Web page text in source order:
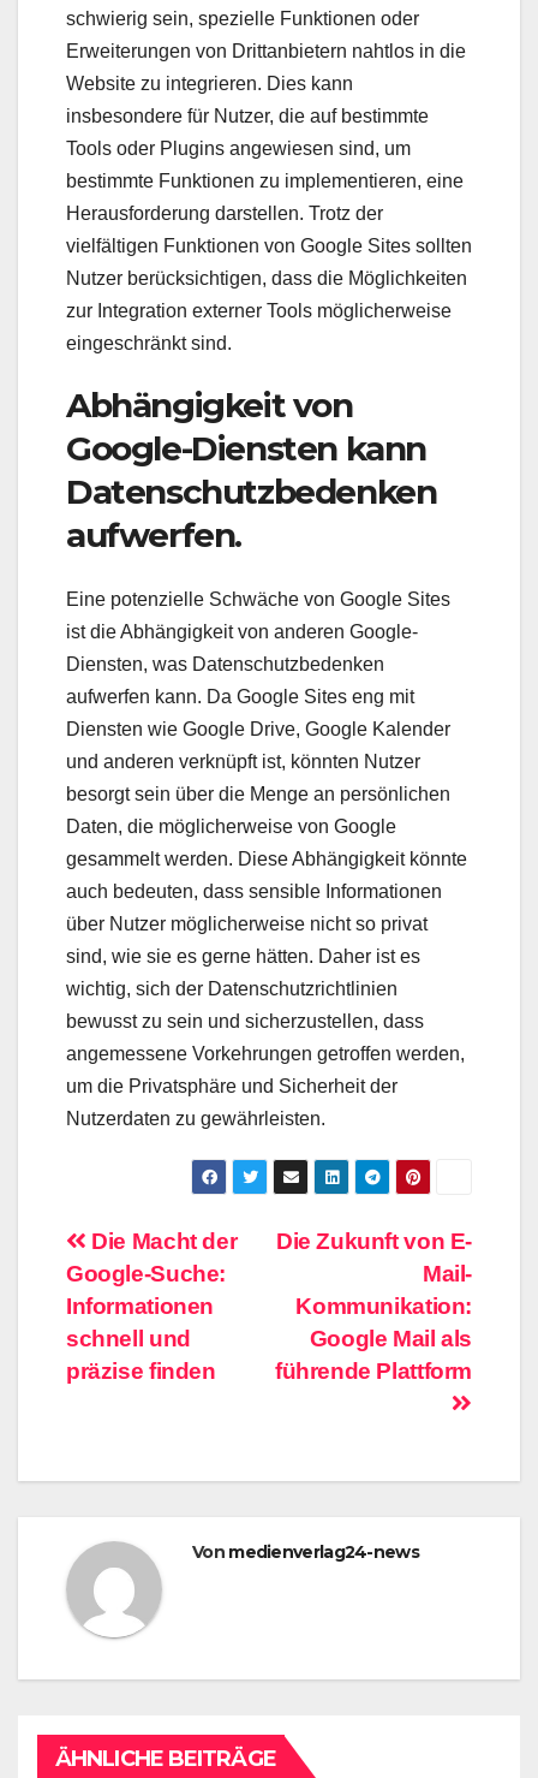
schwierig sein, spezielle Funktionen oder
Erweiterungen von Drittanbietern nahtlos in die
Website zu integrieren. Dies kann
insbesondere für Nutzer, die auf bestimmte
Tools oder Plugins angewiesen sind, um
bestimmte Funktionen zu implementieren, eine
Herausforderung darstellen. Trotz der
vielfältigen Funktionen von Google Sites sollten
Nutzer berücksichtigen, dass die Möglichkeiten
zur Integration externer Tools möglicherweise
eingeschränkt sind.
Abhängigkeit von
Google-Diensten kann
Datenschutzbedenken
aufwerfen.
Eine potenzielle Schwäche von Google Sites
ist die Abhängigkeit von anderen Google-
Diensten, was Datenschutzbedenken
aufwerfen kann. Da Google Sites eng mit
Diensten wie Google Drive, Google Kalender
und anderen verknüpft ist, könnten Nutzer
besorgt sein über die Menge an persönlichen
Daten, die möglicherweise von Google
gesammelt werden. Diese Abhängigkeit könnte
auch bedeuten, dass sensible Informationen
über Nutzer möglicherweise nicht so privat
sind, wie sie es gerne hätten. Daher ist es
wichtig, sich der Datenschutzrichtlinien
bewusst zu sein und sicherzustellen, dass
angemessene Vorkehrungen getroffen werden,
um die Privatsphäre und Sicherheit der
Nutzerdaten zu gewährleisten.
Beitragsnavigation
Die Zukunft von E-
Mail-
Kommunikation:
Google Mail als
führende Plattform
Die Macht der
Google-Suche:
Informationen
schnell und
präzise finden
Von medienverlag24-news
ÄHNLICHE BEITRÄGE